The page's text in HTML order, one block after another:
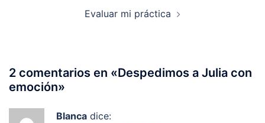
Evaluar mi práctica
2 comentarios en «Despedimos a Julia con
emoción»
Blanca dice: